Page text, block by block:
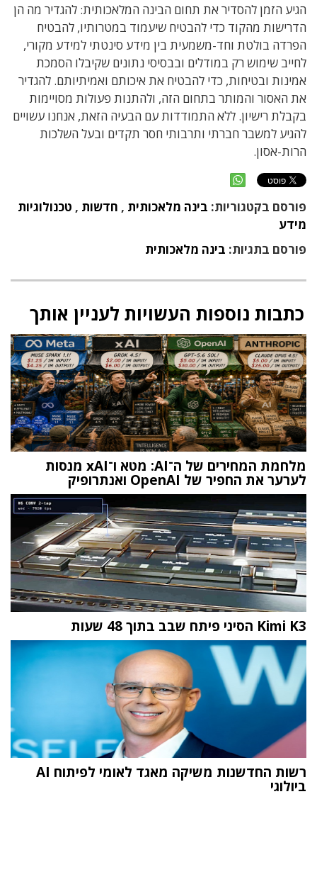
הגיע הזמן להסדיר את תחום הבינה המלאכותית: להגדיר מה הן
הדרישות מהקוד כדי להבטיח שיעמוד במטרותיו, להבטיח
הפרדה בולטת וחד-משמעית בין מידע סינטתי למידע מקורי,
לחייב שימוש רק במודלים ובבסיסי נתונים שקיבלו הסמכת
אמינות ובטיחות, כדי להבטיח את איכותם ואמיתיותם. להגדיר
את האסור והמותר בתחום הזה, ולהתנות פעולות מסויימות
בקבלת רישיון. ללא התמודדות עם הבעיה הזאת, אנחנו עשויים
להגיע למשבר חברתי ותרבותי חסר תקדים ובעל השלכות
הרות-אסון.
פורסם בקטגוריות: בינה מלאכותית , חדשות , טכנולוגיות
מידע
פורסם בתגיות: בינה מלאכותית
כתבות נוספות העשויות לעניין אותך
מלחמת המחירים של ה־AI: מטא ו־xAI מנסות
לערער את החפיר של OpenAI ואנתרופיק
Kimi K3 הסיני פיתח שבב בתוך 48 שעות
רשות החדשנות משיקה מאגד לאומי לפיתוח AI
ביולוגי